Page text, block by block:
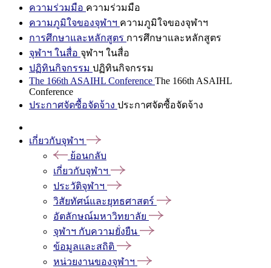
ความร่วมมือ ความร่วมมือ
ความภูมิใจของจุฬาฯ ความภูมิใจของจุฬาฯ
การศึกษาและหลักสูตร การศึกษาและหลักสูตร
จุฬาฯ ในสื่อ จุฬาฯ ในสื่อ
ปฏิทินกิจกรรม ปฏิทินกิจกรรม
The 166th ASAIHL Conference The 166th ASAIHL
Conference
ประกาศจัดซื้อจัดจ้าง ประกาศจัดซื้อจัดจ้าง
เกี่ยวกับจุฬาฯ
ย้อนกลับ
เกี่ยวกับจุฬาฯ
ประวัติจุฬาฯ
วิสัยทัศน์และยุทธศาสตร์
อัตลักษณ์มหาวิทยาลัย
จุฬาฯ กับความยั่งยืน
ข้อมูลและสถิติ
หน่วยงานของจุฬาฯ